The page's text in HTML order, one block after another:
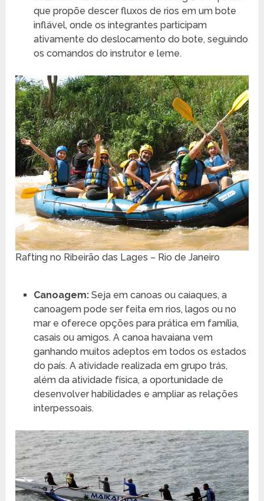
que propõe descer fluxos de rios em um bote
inflável, onde os integrantes participam
ativamente do deslocamento do bote, seguindo
os comandos do instrutor e leme.
Rafting no Ribeirão das Lages – Rio de Janeiro
Canoagem: Seja em canoas ou caiaques, a
canoagem pode ser feita em rios, lagos ou no
mar e oferece opções para prática em família,
casais ou amigos. A canoa havaiana vem
ganhando muitos adeptos em todos os estados
do país. A atividade realizada em grupo trás,
além da atividade física, a oportunidade de
desenvolver habilidades e ampliar as relações
interpessoais.